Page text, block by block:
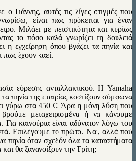
Γιάννης, αυτές τις λίγες στιγμές που
είναι πως πρόκειται για έναν
Μιλάει με πειστικότητα και κυρίως
το πόσο καλά γνωρίζει τη δουλειά
η εγχείρηση όπου βγάζει τα πηνία και
πως έχουν καεί.
εύρεσης ανταλλακτικού. H Yamaha
πηνία της εταιρίας κοστίζουν σύμφωνα
γύρω στα 450 €! Άρα η μόνη λύση που
μεταχειρισμένα ή να κάνουμε
Για καινούρια είναι αδύνατον λόγω του
Επιλέγουμε το πρώτο. Ναι, αλλά πού
πηνία όταν σχεδόν όλα τα καταστήματα
θα ξανανοίξουν την Τρίτη;